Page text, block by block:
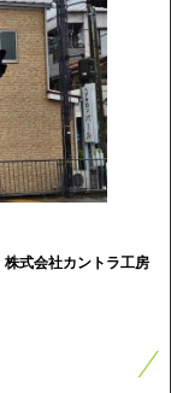
株式会社カントラ工房